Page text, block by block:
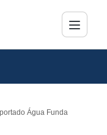
Água Funda